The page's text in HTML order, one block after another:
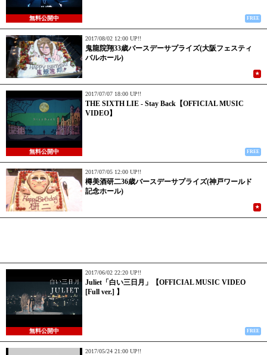
無料公開中 FREE
2017/08/02 12:00 UP!!
鬼龍院翔33歳バースデーサプライズ(大阪フェスティ
バルホール)
★
無料公開中
2017/07/07 18:00 UP!!
THE SIXTH LIE - Stay Back【OFFICIAL MUSIC
VIDEO】
FREE
2017/07/05 12:00 UP!!
樽美酒研二36歳バースデーサプライズ(神戸ワールド
記念ホール)
★
無料公開中
2017/06/02 22:20 UP!!
Juliet「白い三日月」【OFFICIAL MUSIC VIDEO
[Full ver.] 】
FREE
2017/05/24 21:00 UP!!